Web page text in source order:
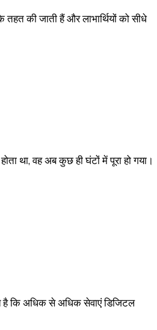
के तहत की जाती हैं और लाभार्थियों को सीधे
था, वह अब कुछ ही घंटों में पूरा हो गया।
है कि अधिक से अधिक सेवाएं डिजिटल